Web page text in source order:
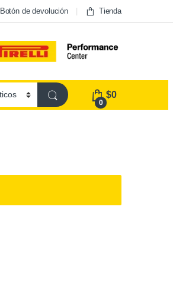
Botón de devolución Tienda
0
$0